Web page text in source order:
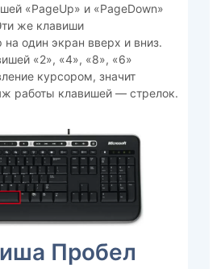
«PageUp» и «PageDown»
же клавиши
на один экран вверх и вниз.
«2», «4», «8», «6»
курсором, значит
работы клавишей — стрелок.
Пробел